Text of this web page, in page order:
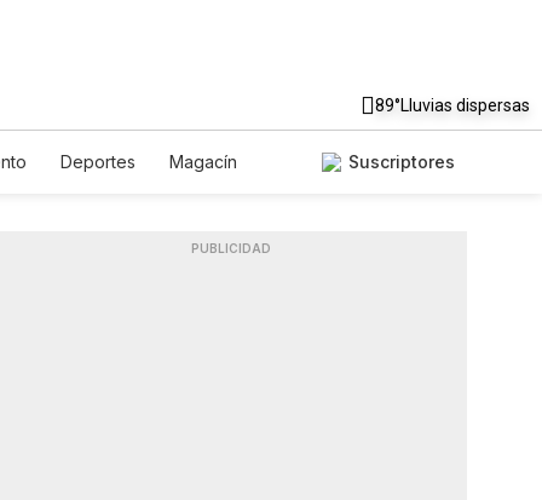
89°Lluvias dispersas
Deportes
Magacín
Suscriptores
PUBLICIDAD